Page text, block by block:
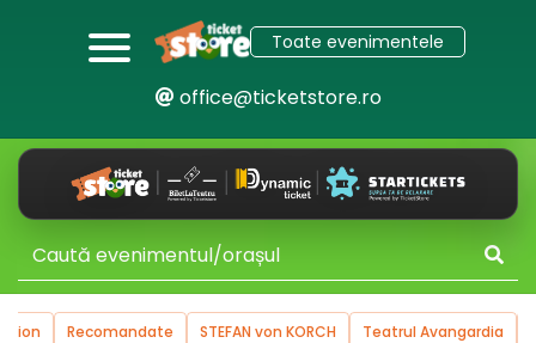
Toate evenimentele
office@ticketstore.ro
STEFAN von KORCH Teatrul Avangardia Turnee